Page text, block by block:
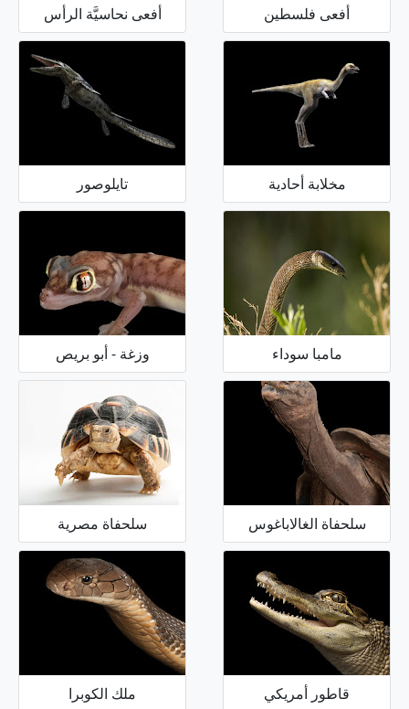
أفعى فلسطين أفعى نحاسيَّة الرأس
مخلابة أحادية تايلوصور
مامبا سوداء وزغة - أبو بريص
سلحفاة الغالاباغوس سلحفاة مصرية
قاطور أمريكي ملك الكوبرا